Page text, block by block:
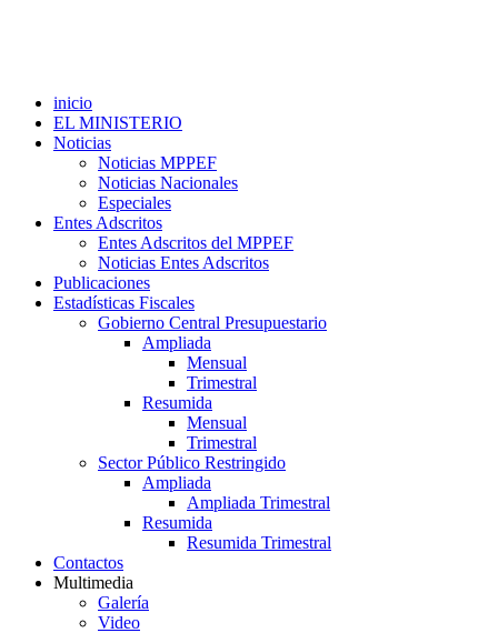
inicio
EL MINISTERIO
Noticias
Noticias MPPEF
Noticias Nacionales
Especiales
Entes Adscritos
Entes Adscritos del MPPEF
Noticias Entes Adscritos
Publicaciones
Estadísticas Fiscales
Gobierno Central Presupuestario
Ampliada
Mensual
Trimestral
Resumida
Mensual
Trimestral
Sector Público Restringido
Ampliada
Ampliada Trimestral
Resumida
Resumida Trimestral
Contactos
Multimedia
Galería
Video